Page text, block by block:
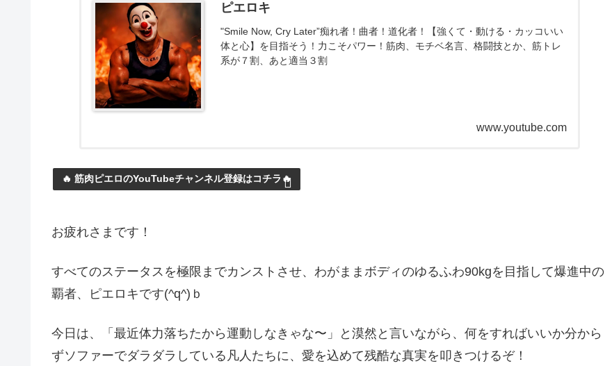
ピエロキ
"Smile Now, Cry Later”痴れ者！曲者！道化者！【強くて・動ける・カッコいい
体と心】を目指そう！力こそパワー！筋肉、モチベ名言、格闘技とか、筋トレ
系が７割、あと適当３割
www.youtube.com
🔥 筋肉ピエロのYouTubeチャンネル登録はコチラ🔥
お疲れさまです！
すべてのステータスを極限までカンストさせ、わがままボディのゆるふわ90kgを目指して爆進中の
覇者、ピエロキです(^q^)ｂ
今日は、「最近体力落ちたから運動しなきゃな〜」と漠然と言いながら、何をすればいいか分から
ずソファーでダラダラしている凡人たちに、愛を込めて残酷な真実を叩きつけるぞ！